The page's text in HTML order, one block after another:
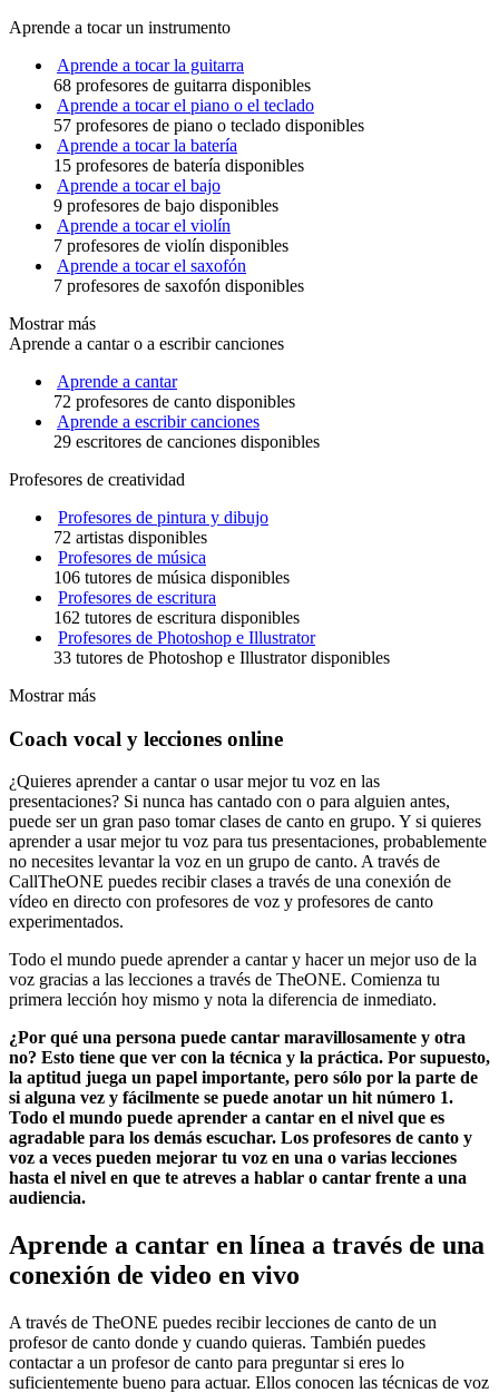
Aprende a tocar un instrumento
Aprende a tocar la guitarra
68 profesores de guitarra disponibles
Aprende a tocar el piano o el teclado
57 profesores de piano o teclado disponibles
Aprende a tocar la batería
15 profesores de batería disponibles
Aprende a tocar el bajo
9 profesores de bajo disponibles
Aprende a tocar el violín
7 profesores de violín disponibles
Aprende a tocar el saxofón
7 profesores de saxofón disponibles
Mostrar más
Aprende a cantar o a escribir canciones
Aprende a cantar
72 profesores de canto disponibles
Aprende a escribir canciones
29 escritores de canciones disponibles
Profesores de creatividad
Profesores de pintura y dibujo
72 artistas disponibles
Profesores de música
106 tutores de música disponibles
Profesores de escritura
162 tutores de escritura disponibles
Profesores de Photoshop e Illustrator
33 tutores de Photoshop e Illustrator disponibles
Mostrar más
Coach vocal y lecciones online
¿Quieres aprender a cantar o usar mejor tu voz en las
presentaciones? Si nunca has cantado con o para alguien antes,
puede ser un gran paso tomar clases de canto en grupo. Y si quieres
aprender a usar mejor tu voz para tus presentaciones, probablemente
no necesites levantar la voz en un grupo de canto. A través de
CallTheONE puedes recibir clases a través de una conexión de
vídeo en directo con profesores de voz y profesores de canto
experimentados.
Todo el mundo puede aprender a cantar y hacer un mejor uso de la
voz gracias a las lecciones a través de TheONE. Comienza tu
primera lección hoy mismo y nota la diferencia de inmediato.
¿Por qué una persona puede cantar maravillosamente y otra
no? Esto tiene que ver con la técnica y la práctica. Por supuesto,
la aptitud juega un papel importante, pero sólo por la parte de
si alguna vez y fácilmente se puede anotar un hit número 1.
Todo el mundo puede aprender a cantar en el nivel que es
agradable para los demás escuchar. Los profesores de canto y
voz a veces pueden mejorar tu voz en una o varias lecciones
hasta el nivel en que te atreves a hablar o cantar frente a una
audiencia.
Aprende a cantar en línea a través de una
conexión de video en vivo
A través de TheONE puedes recibir lecciones de canto de un
profesor de canto donde y cuando quieras. También puedes
contactar a un profesor de canto para preguntar si eres lo
suficientemente bueno para actuar. Ellos conocen las técnicas de voz